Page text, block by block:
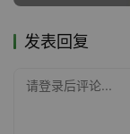
发表回复
请登录后评论...